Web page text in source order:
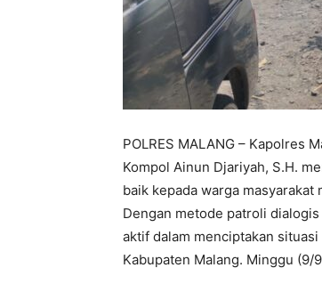
POLRES MALANG – Kapolres
Kompol Ainun Djariyah, S.H.
baik kepada warga
Dengan metode patroli
aktif dalam menciptakan
Kabupaten Malang. Minggu (9/